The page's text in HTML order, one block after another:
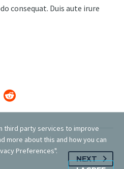
consequat. Duis aute irure
NEXT
third party services to improve
more about this and how you can
Preferences".